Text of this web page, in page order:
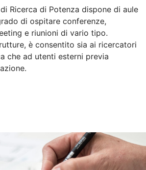
di Ricerca di Potenza dispone di aule
di ospitare conferenze,
e riunioni di vario tipo.
è consentito sia ai ricercatori
che ad utenti esterni previa